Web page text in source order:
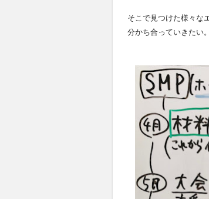
そこで見つけた様々な
分かち合っていきたい